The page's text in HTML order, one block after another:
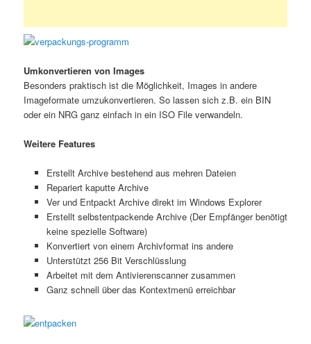
Umkonvertieren von Images
Besonders praktisch ist die Möglichkeit, Images in andere
Imageformate umzukonvertieren. So lassen sich z.B. ein BIN
oder ein NRG ganz einfach in ein ISO File verwandeln.
Weitere Features
Erstellt Archive bestehend aus mehren Dateien
Repariert kaputte Archive
Ver und Entpackt Archive direkt im Windows Explorer
Erstellt selbstentpackende Archive (Der Empfänger benötigt
keine spezielle Software)
Konvertiert von einem Archivformat ins andere
Unterstützt 256 Bit Verschlüsslung
Arbeitet mit dem Antivierenscanner zusammen
Ganz schnell über das Kontextmenü erreichbar